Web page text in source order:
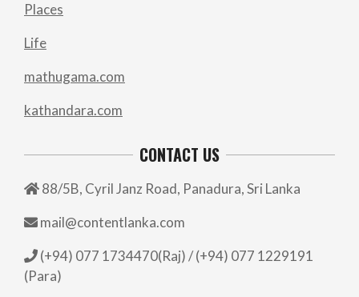
Places
Life
mathugama.com
kathandara.com
CONTACT US
88/5B, Cyril Janz Road, Panadura, Sri Lanka
mail@contentlanka.com
(+94) 077 1734470(Raj) / (+94) 077 1229191
(Para)